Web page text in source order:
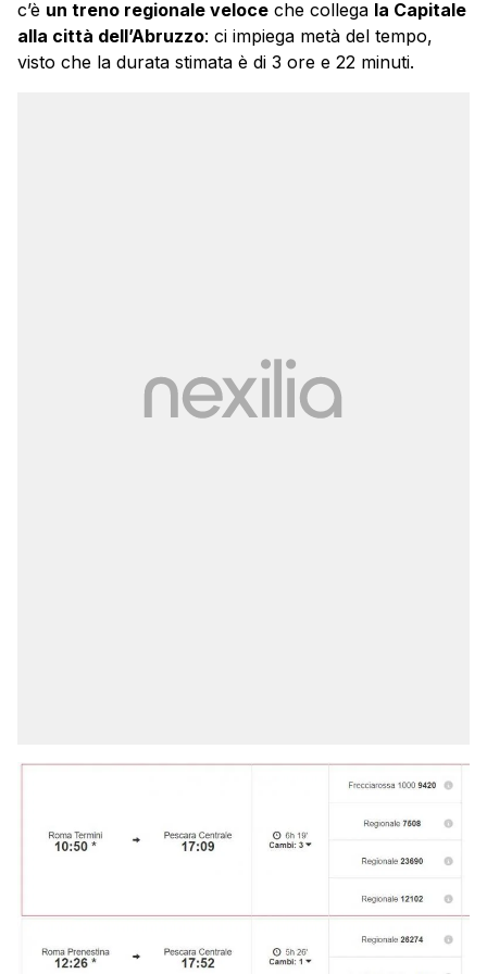
c’è un treno regionale veloce che collega la Capitale
alla città dell’Abruzzo: ci impiega metà del tempo,
visto che la durata stimata è di 3 ore e 22 minuti.